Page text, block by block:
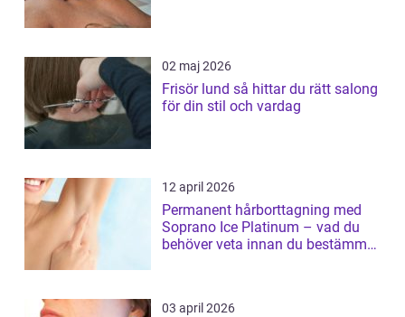
02 maj 2026
Frisör lund så hittar du rätt salong
för din stil och vardag
12 april 2026
Permanent hårborttagning med
Soprano Ice Platinum – vad du
behöver veta innan du bestämmer
03 april 2026